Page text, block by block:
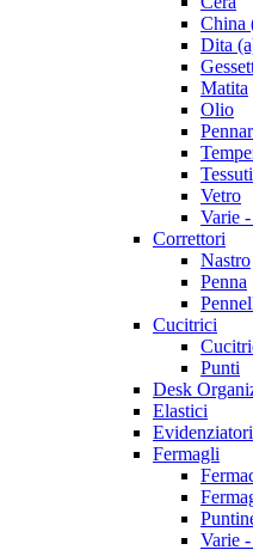
China
Dita
Matita
Olio
Tessuti
Vetro
Varie
Correttori
Nastro
Penna
Cucitrici
Punti
Desk
Elastici
Evidenziatori
Fermagli
Varie